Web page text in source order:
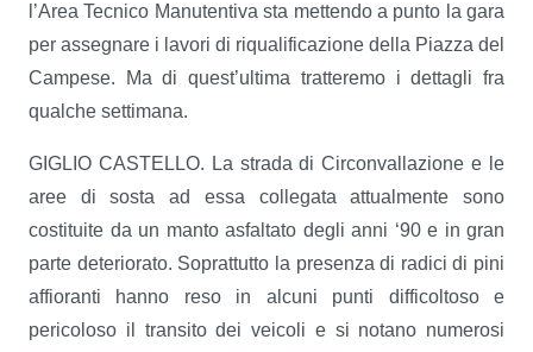
l’Area Tecnico Manutentiva sta mettendo a punto la gara
per assegnare i lavori di riqualificazione della Piazza del
Campese. Ma di quest’ultima tratteremo i dettagli fra
qualche settimana.
GIGLIO CASTELLO. La strada di Circonvallazione e le
aree di sosta ad essa collegata attualmente sono
costituite da un manto asfaltato degli anni ‘90 e in gran
parte deteriorato. Soprattutto la presenza di radici di pini
affioranti hanno reso in alcuni punti difficoltoso e
pericoloso il transito dei veicoli e si notano numerosi